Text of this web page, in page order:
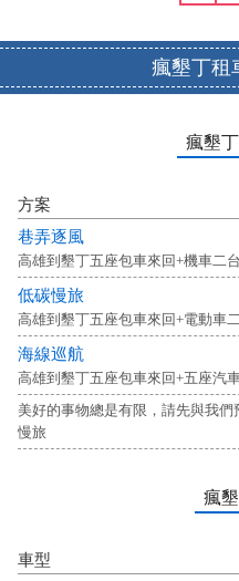
瘋墾丁租
瘋墾
方案
巷弄逐風
高雄到墾丁五座包車來回+機車二
低碳慢旅
高雄到墾丁五座包車來回+電動車
海線巡航
高雄到墾丁五座包車來回+五座汽
美好的事物總是有限，請先與我們
慢旅
瘋
車型